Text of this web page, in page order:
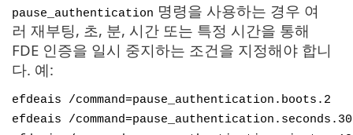
pause_authentication 명령을 사용하는 경우 여
러 재부팅, 초, 분, 시간 또는 특정 시간을 통해
FDE 인증을 일시 중지하는 조건을 지정해야 합니
다. 예:
efdeais /command=pause_authentication.boots.2
efdeais /command=pause_authentication.seconds.30